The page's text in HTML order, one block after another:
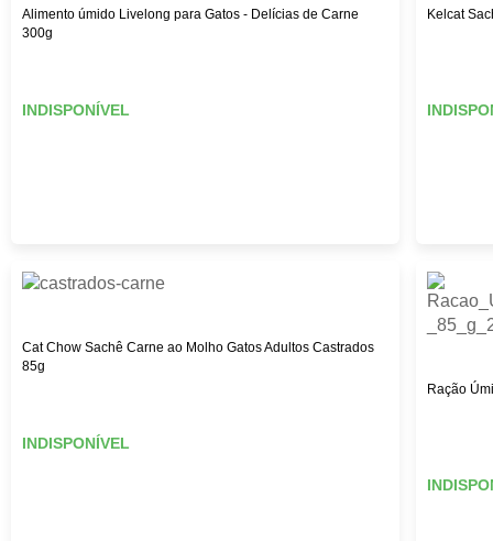
Alimento úmido Livelong para Gatos - Delícias de Carne
300g
INDISPONÍVEL
Kelcat
Cat Chow Sachê Carne ao Molho Gatos Adultos Castrados
85g
INDISPONÍVEL
Ração